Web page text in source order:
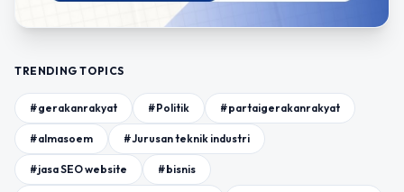
TRENDING TOPICS
#gerakanrakyat #Politik #partaigerakanrakyat
#almasoem #Jurusan teknik industri
#jasa SEO website #bisnis